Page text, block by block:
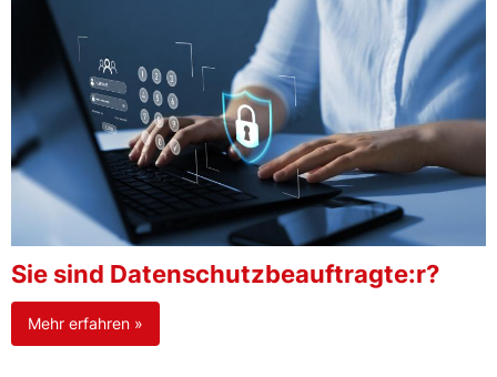
Sie sind Datenschutzbeauftragte:r?
Mehr erfahren »